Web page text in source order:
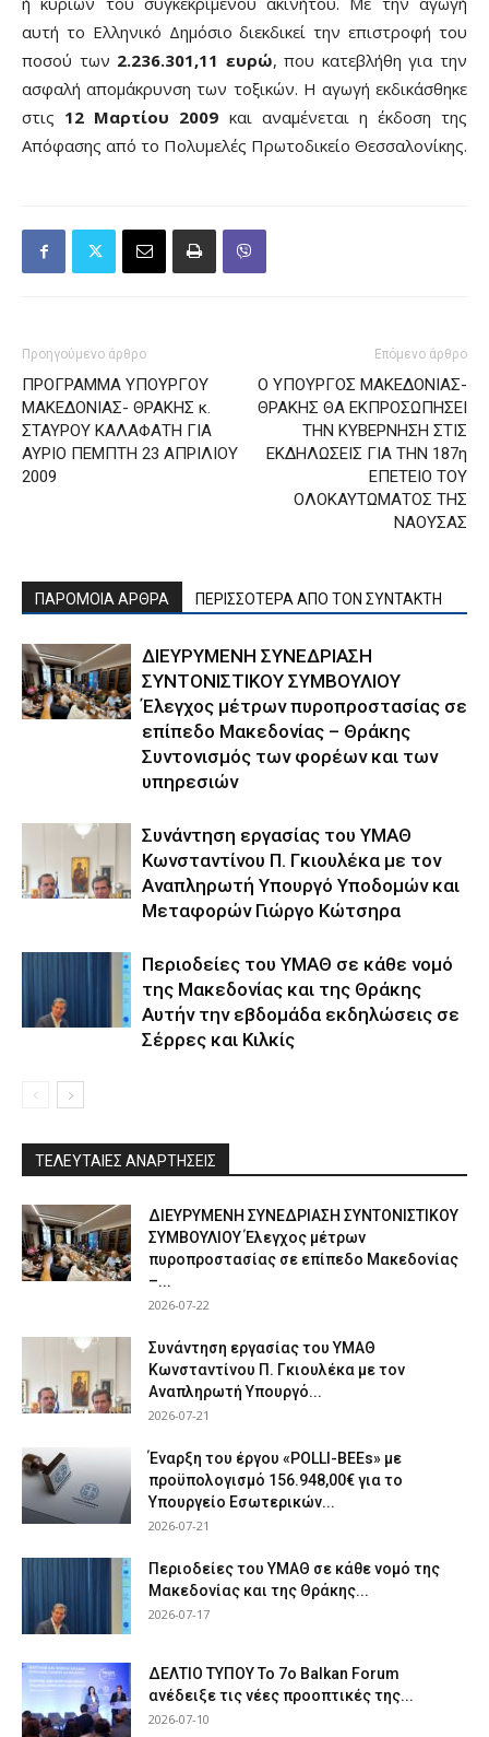
αυτή το Ελληνικό Δημόσιο διεκδικεί την επιστροφή του
ποσού των 2.236.301,11 ευρώ, που κατεβλήθη για την
ασφαλή απομάκρυνση των τοξικών. Η αγωγή εκδικάσθηκε
στις 12 Μαρτίου 2009 και αναμένεται η έκδοση της
Απόφασης από το Πολυμελές Πρωτοδικείο Θεσσαλονίκης.
Προηγούμενο άρθρο
ΠΡΟΓΡΑΜΜΑ YΠΟΥΡΓΟΥ
ΜΑΚΕΔΟΝΙΑΣ- ΘΡΑΚΗΣ κ.
ΣΤΑΥΡΟΥ ΚΑΛΑΦΑΤΗ ΓΙΑ
ΑΥΡΙΟ ΠΕΜΠΤΗ 23 ΑΠΡΙΛΙΟΥ
2009
Επόμενο άρθρο
Ο YΠΟΥΡΓΟΣ ΜΑΚΕΔΟΝΙΑΣ-
ΘΡΑΚΗΣ ΘΑ ΕΚΠΡΟΣΩΠΗΣΕΙ
ΤΗΝ ΚΥΒΕΡΝΗΣΗ ΣΤΙΣ
ΕΚΔΗΛΩΣΕΙΣ ΓΙΑ ΤΗΝ 187η
ΕΠΕΤΕΙΟ ΤΟΥ
ΟΛΟΚΑΥΤΩΜΑΤΟΣ ΤΗΣ
ΝΑΟΥΣΑΣ
ΠΑΡΟΜΟΙΑ ΑΡΘΡΑ ΠΕΡΙΣΣΟΤΕΡΑ ΑΠΟ ΤΟΝ ΣΥΝΤΑΚΤΗ
ΔΙΕΥΡΥΜΕΝΗ ΣΥΝΕΔΡΙΑΣΗ
ΣΥΝΤΟΝΙΣΤΙΚΟΥ ΣΥΜΒΟΥΛΙΟΥ
Έλεγχος μέτρων πυροπροστασίας σε
επίπεδο Μακεδονίας – Θράκης
Συντονισμός των φορέων και των
υπηρεσιών
Συνάντηση εργασίας του ΥΜΑΘ
Κωνσταντίνου Π. Γκιουλέκα με τον
Αναπληρωτή Υπουργό Υποδομών και
Μεταφορών Γιώργο Κώτσηρα
Περιοδείες του ΥΜΑΘ σε κάθε νομό
της Μακεδονίας και της Θράκης
Αυτήν την εβδομάδα εκδηλώσεις σε
Σέρρες και Κιλκίς
ΤΕΛΕΥΤΑΙΕΣ ΑΝΑΡΤΗΣΕΙΣ
ΔΙΕΥΡΥΜΕΝΗ ΣΥΝΕΔΡΙΑΣΗ ΣΥΝΤΟΝΙΣΤΙΚΟΥ
ΣΥΜΒΟΥΛΙΟΥ Έλεγχος μέτρων
πυροπροστασίας σε επίπεδο Μακεδονίας
–...
2026-07-22
Συνάντηση εργασίας του ΥΜΑΘ
Κωνσταντίνου Π. Γκιουλέκα με τον
Αναπληρωτή Υπουργό...
2026-07-21
Έναρξη του έργου «POLLI-BEEs» με
προϋπολογισμό 156.948,00€ για το
Υπουργείο Εσωτερικών...
2026-07-21
Περιοδείες του ΥΜΑΘ σε κάθε νομό της
Μακεδονίας και της Θράκης...
2026-07-17
ΔΕΛΤΙΟ ΤΥΠΟΥ Το 7ο Balkan Forum
ανέδειξε τις νέες προοπτικές της...
2026-07-10